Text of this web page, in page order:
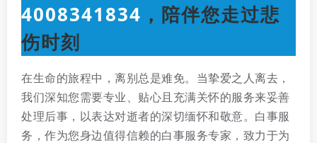
4008341834 ，陪伴您走过悲
伤时刻
在生命的旅程中，离别总是难免。当挚爱之人离去，
我们深知您需要专业、贴心且充满关怀的服务来妥善
处理后事，以表达对逝者的深切缅怀和敬意。白事服
务，作为您身边值得信赖的白事服务专家，致力于为